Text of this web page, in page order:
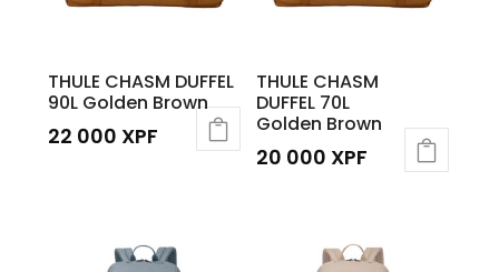
THULE CHASM DUFFEL
90L Golden Brown
22 000 XPF
THULE CHASM
DUFFEL 70L
Golden Brown
20 000 XPF